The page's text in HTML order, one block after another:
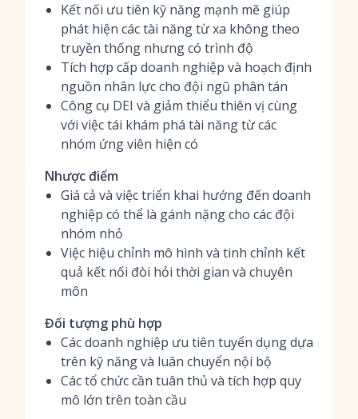
Kết nối ưu tiên kỹ năng mạnh mẽ giúp
phát hiện các tài năng từ xa không theo
truyền thống nhưng có trình độ
Tích hợp cấp doanh nghiệp và hoạch định
nguồn nhân lực cho đội ngũ phân tán
Công cụ DEI và giảm thiểu thiên vị cùng
với việc tái khám phá tài năng từ các
nhóm ứng viên hiện có
Nhược điểm
Giá cả và việc triển khai hướng đến doanh
nghiệp có thể là gánh nặng cho các đội
nhóm nhỏ
Việc hiệu chỉnh mô hình và tinh chỉnh kết
quả kết nối đòi hỏi thời gian và chuyên
môn
Đối tượng phù hợp
Các doanh nghiệp ưu tiên tuyển dụng dựa
trên kỹ năng và luân chuyển nội bộ
Các tổ chức cần tuân thủ và tích hợp quy
mô lớn trên toàn cầu